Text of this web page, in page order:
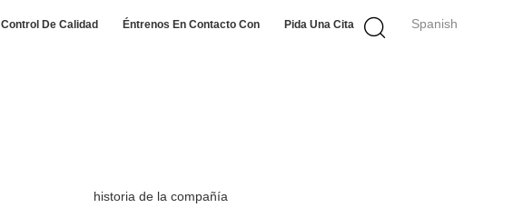
Spanish
Control De Calidad Éntrenos En Contacto Con Pida Una Cita
historia de la compañía